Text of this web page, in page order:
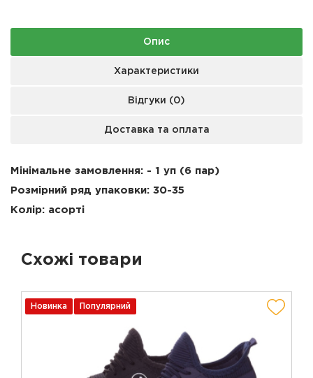
Опис
Характеристики
Відгуки (0)
Доставка та оплата
Мінімальне замовлення: - 1 уп (6 пар)
Розмірний ряд упаковки: 30-35
Колір: асорті
Схожі товари
Новинка Популярний